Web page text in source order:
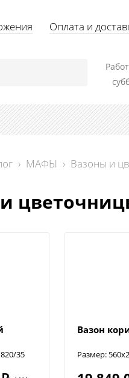
Оплата и
› МАФЫ › Вазоны и
35
Вазон
Размер: